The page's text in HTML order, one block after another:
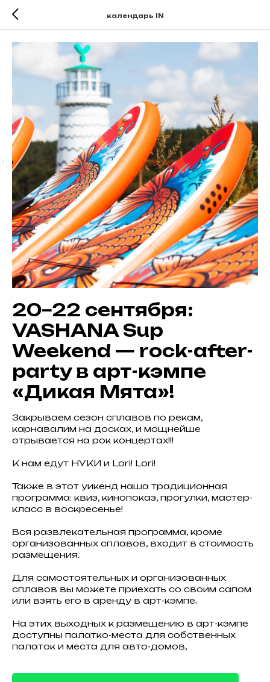
календарь IN
20−22 сентября:
VASHANA Sup
Weekend — rock-after-
party в арт-кэмпе
«Дикая Мята»!
Закрываем сезон сплавов по рекам,
карнавалим на досках, и мощнейше
отрывается на рок концертах!!!
К нам едут НУКИ и Lori! Lori!
Также в этот уикенд наша традиционная
программа: квиз, кинопоказ, прогулки, мастер-
класс в воскресенье!
Вся развлекательная программа, кроме
организованных сплавов, входит в стоимость
размещения.
Для самостоятельных и организованных
сплавов вы можете приехать со своим сапом
или взять его в аренду в арт-кэмпе.
На этих выходных к размещению в арт-кэмпе
доступны палатко-места для собственных
палаток и места для авто-домов,